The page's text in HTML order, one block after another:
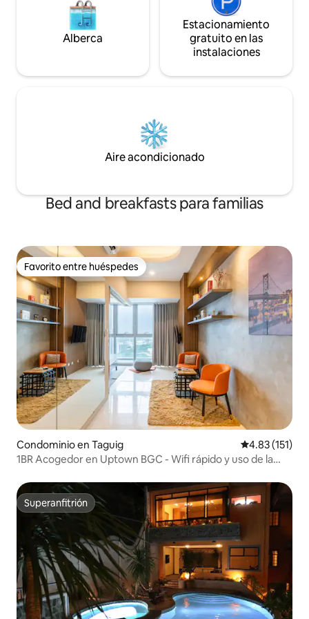
Alberca
Estacionamiento
gratuito en las
instalaciones
Aire acondicionado
Bed and breakfasts para familias
Favorito entre huéspedes
Favorito entre huéspedes
Condominio en Taguig Calificación
4.83 (151)
1BR Acogedor en Uptown BGC - Wifi rápido y uso de la
Superanfitrión
Superanfitrión